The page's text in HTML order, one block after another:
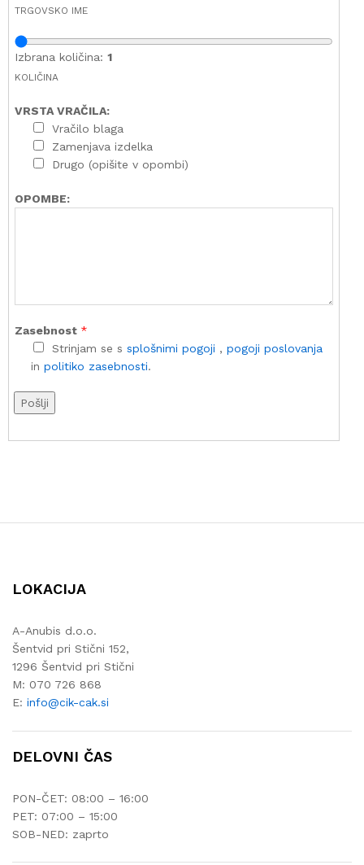
TRGOVSKO IME
Izbrana količina:1
KOLIČINA
VRSTA VRAČILA:
Vračilo blaga
Zamenjava izdelka
Drugo (opišite v opombi)
OPOMBE:
Zasebnost *
Strinjam se ssplošnimi pogoji ,pogoji poslovanja
inpolitiko zasebnosti.
Pošlji
LOKACIJA
A-Anubis d.o.o.
Šentvid pri Stični 152,
1296 Šentvid pri Stični
M: 070 726 868
E: info@cik-cak.si
DELOVNI ČAS
PON-ČET: 08:00 – 16:00
PET: 07:00 – 15:00
SOB-NED: zaprto